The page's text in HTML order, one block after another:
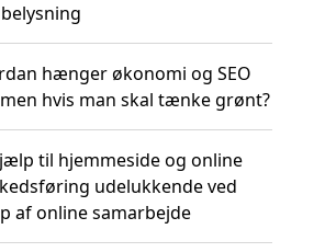
belysning
hænger økonomi og SEO
hvis man skal tænke grønt?
til hjemmeside og online
udelukkende ved
af online samarbejde